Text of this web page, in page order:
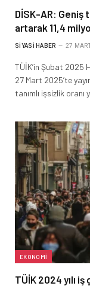
DİSK-AR: Geniş
artarak 11,4
SIYASI HABER 27
TÜİK’in Şubat 2025
27 Mart 2025’te
tanımlı işsizlik oranı
EKONOMI
TÜİK 2024 yılı